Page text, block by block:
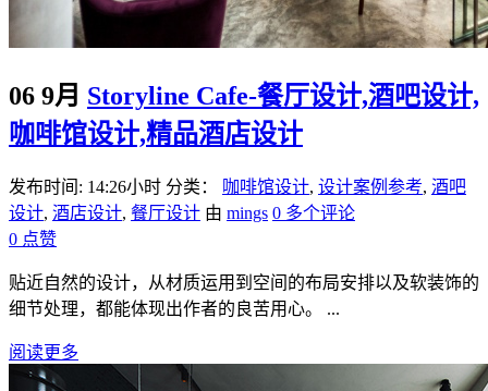
06 9月 Storyline Cafe-餐厅设计,酒吧设计,
咖啡馆设计,精品酒店设计
发布时间: 14:26小时 分类： 咖啡馆设计, 设计案例参考, 酒吧
设计, 酒店设计, 餐厅设计 由 mings 0 多个评论
0 点赞
贴近自然的设计，从材质运用到空间的布局安排以及软装饰的
细节处理，都能体现出作者的良苦用心。 ...
阅读更多